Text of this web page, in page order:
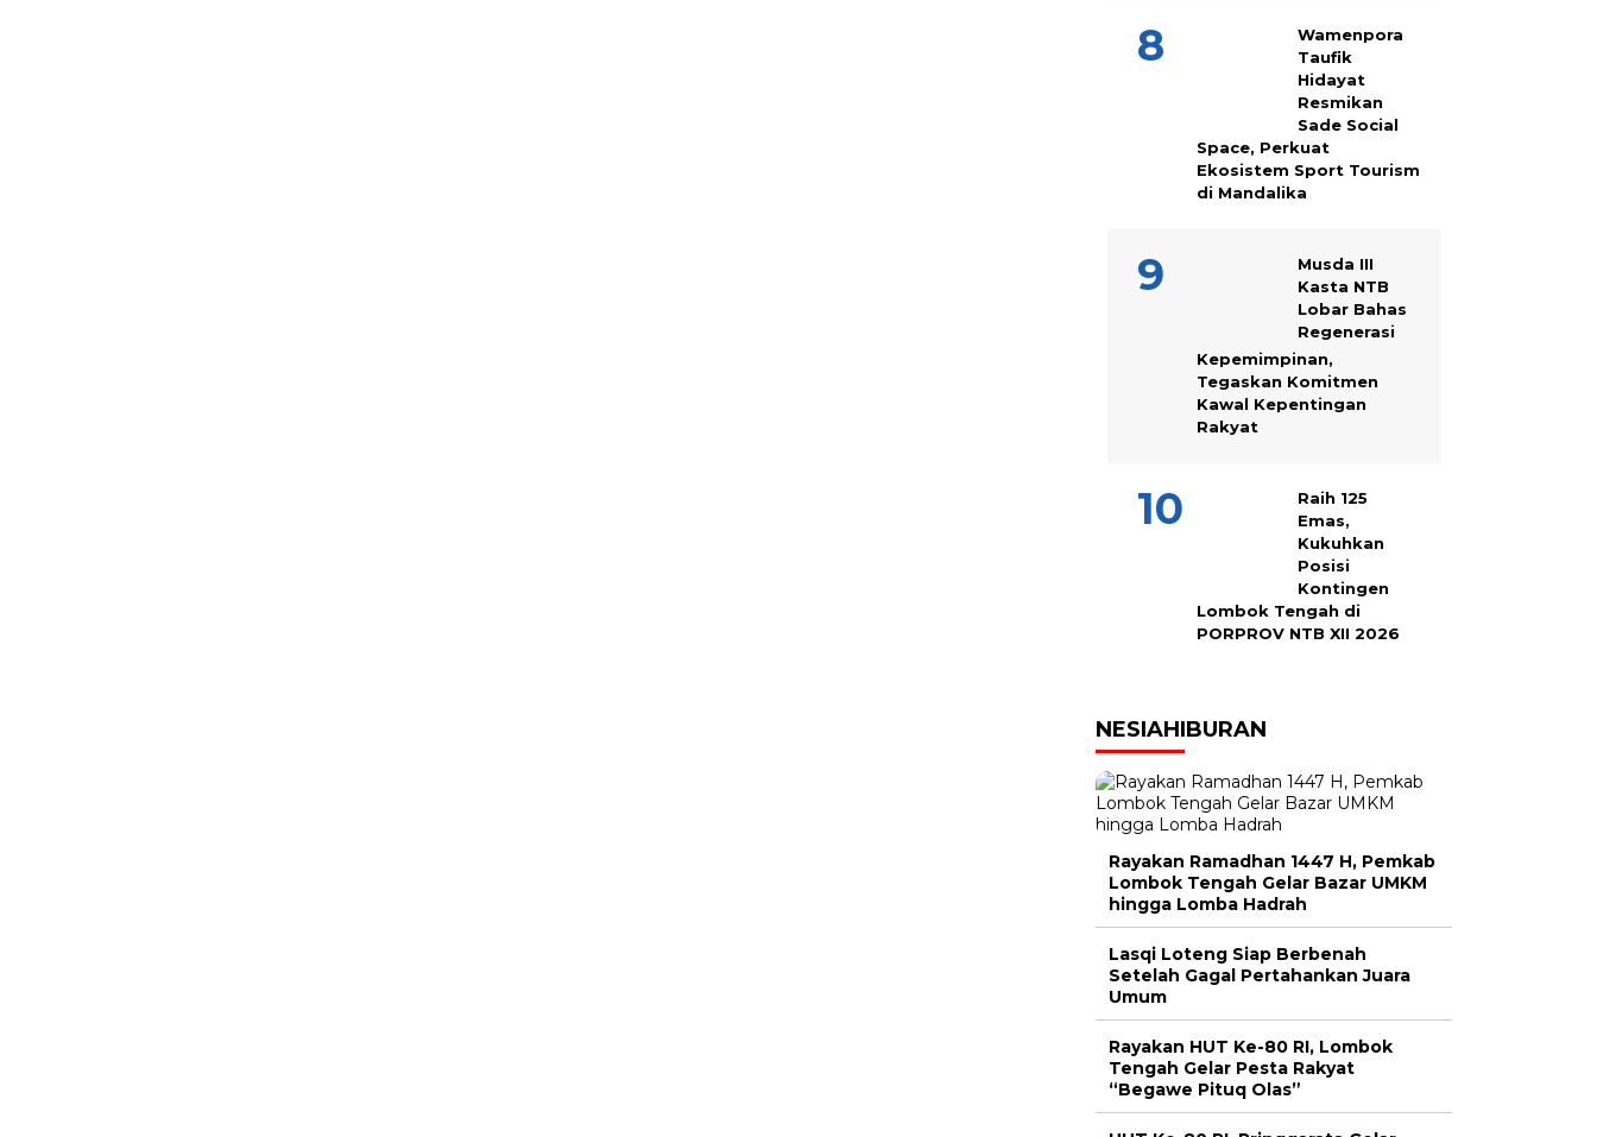
Wamenpora
Taufik
Hidayat
Resmikan
Sade Social
Space, Perkuat
Ekosistem Sport Tourism
di Mandalika
Musda III
Kasta NTB
Lobar Bahas
Regenerasi
Kepemimpinan,
Tegaskan Komitmen
Kawal Kepentingan
Rakyat
Raih 125
Emas,
Kukuhkan
Posisi
Kontingen
Lombok Tengah di
PORPROV NTB XII 2026
NESIAHIBURAN
Rayakan Ramadhan 1447 H, Pemkab
Lombok Tengah Gelar Bazar UMKM
hingga Lomba Hadrah
Lasqi Loteng Siap Berbenah
Setelah Gagal Pertahankan Juara
Umum
Rayakan HUT Ke-80 RI, Lombok
Tengah Gelar Pesta Rakyat
“Begawe Pituq Olas”